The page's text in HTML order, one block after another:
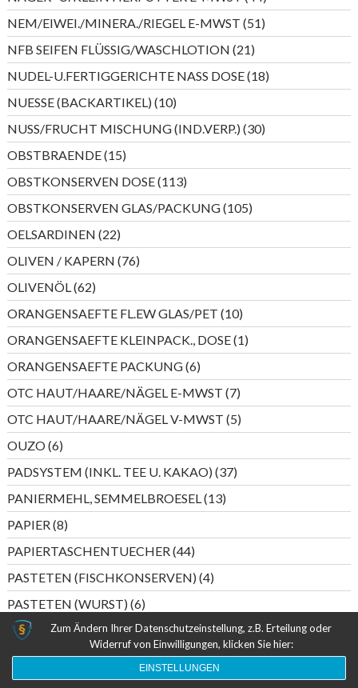
Produkte
NEM/EIWEI./MINERA./RIEGEL E-MWST 5151
Produkte
NFB SEIFEN FLÜSSIG/WASCHLOTION 2121
Produkte
NUDEL-U.FERTIGGERICHTE NASS DOSE 1818
Produkte
NUESSE (BACKARTIKEL) 1010
Produkte
NUSS/FRUCHT MISCHUNG (IND.VERP.) 3030
Produkte
OBSTBRAENDE 1515
Produkte
OBSTKONSERVEN DOSE 113113
Produkte
OBSTKONSERVEN GLAS/PACKUNG 105105
Produkte
OELSARDINEN 2222
Produkte
OLIVEN / KAPERN 7676
Produkte
OLIVENÖL 6262
Produkte
ORANGENSAEFTE FL.EW GLAS/PET 1010
Produkte
ORANGENSAEFTE KLEINPACK., DOSE 11
Produkt
ORANGENSAEFTE PACKUNG 66
Produkte
OTC HAUT/HAARE/NÄGEL E-MWST 77
Produkte
OTC HAUT/HAARE/NÄGEL V-MWST 55
Produkte
OUZO 66
Produkte
PADSYSTEM (INKL. TEE U. KAKAO) 3737
Produkte
PANIERMEHL, SEMMELBROESEL 1313
Produkte
PAPIER 88
Produkte
PAPIERTASCHENTUECHER 4444
Produkte
PASTETEN (FISCHKONSERVEN) 44
Produkte
PASTETEN (WURST) 66
Produkte
PERLWEIN DEUTSCHLAND 55
Produkte
PERLWEIN ITALIEN/SPANIEN 2020
Produkte
PESTO 5555
Zum Ändern Ihrer Datenschutzeinstellung, z.B. Erteilung oder
Widerruf von Einwilligungen, klicken Sie hier:
EINSTELLUNGEN